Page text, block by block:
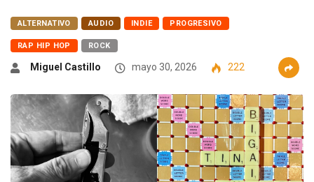
ALTERNATIVO AUDIO INDIE PROGRESIVO
RAP HIP HOP ROCK
Miguel Castillo mayo 30, 2026 222